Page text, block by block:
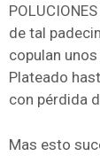
de tal
copulan
Plateado
con pérdida
Mas esto